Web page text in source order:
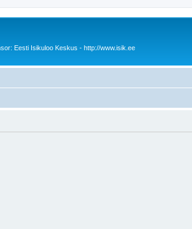
Eesti Isikuloo Keskus - http://www.isik.ee